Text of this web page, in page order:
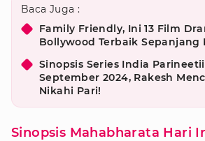
Baca Juga :
Family Friendly, Ini 13 Film
Bollywood Terbaik Sepanjang
Sinopsis Series India Parineetii
September 2024, Rakesh
Nikahi Pari!
Sinopsis Mahabharata Hari